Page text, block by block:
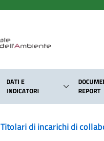
DATI E
INDICATORI
REPORT
Titolari di incarichi di